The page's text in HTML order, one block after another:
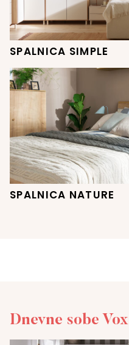
SPALNICA SIMPLE
SPALNICA NATURE
Dnevne sobe Vox